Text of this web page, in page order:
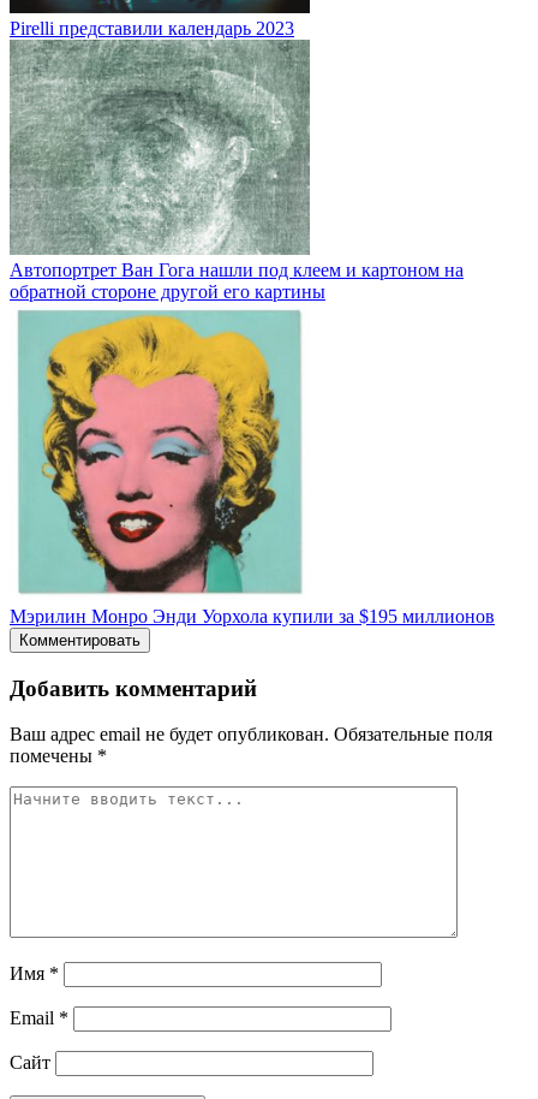
Pirelli представили календарь 2023
Автопортрет Ван Гога нашли под клеем и картоном на
обратной стороне другой его картины
Мэрилин Монро Энди Уорхола купили за $195 миллионов
Комментировать
Добавить комментарий
Ваш адрес email не будет опубликован. Обязательные поля
помечены *
Имя *
Email *
Сайт